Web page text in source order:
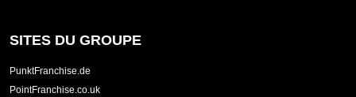
SITES DU GROUPE
PunktFranchise.de
PointFranchise.co.uk